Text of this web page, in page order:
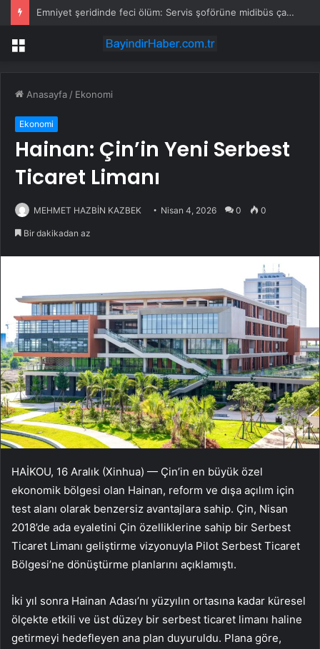
Emniyet şeridinde feci ölüm: Servis şoförüne midibüs çarptı
Menü
Anasayfa / Ekonomi
Ekonomi
Hainan: Çin’in Yeni Serbest
Ticaret Limanı
MEHMET HAZBİN KAZBEK Nisan 4, 2026 0 0
Bir dakikadan az
HAİKOU, 16 Aralık (Xinhua) — Çin’in en büyük özel
ekonomik bölgesi olan Hainan, reform ve dışa açılım için
test alanı olarak benzersiz avantajlara sahip. Çin, Nisan
2018’de ada eyaletini Çin özelliklerine sahip bir Serbest
Ticaret Limanı geliştirme vizyonuyla Pilot Serbest Ticaret
Bölgesi’ne dönüştürme planlarını açıklamıştı.
İki yıl sonra Hainan Adası’nı yüzyılın ortasına kadar küresel
ölçekte etkili ve üst düzey bir serbest ticaret limanı haline
getirmeyi hedefleyen ana plan duyuruldu. Plana göre,